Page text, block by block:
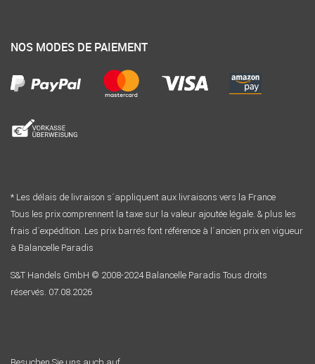
NOS MODES DE PAIEMENT
* Les délais de livraison s´appliquent aux livraisons vers la France
Tous les prix comprennent la taxe sur la valeur ajoutée légale. & plus les
frais d´expédition. Les prix barrés font référence à l´ancien prix en vigueur
à Balancelle Paradis
S&T Handels GmbH © 2008-2024 Balancelle Paradis Tous droits
réservés. 07.08.2026